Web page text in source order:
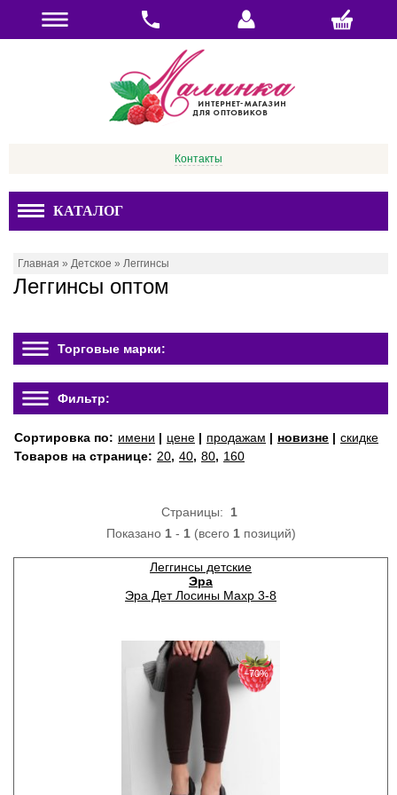
Контакты
КАТАЛОГ
Главная » Детское » Леггинсы
Леггинсы оптом
Торговые марки:
Фильтр:
Сортировка по: имени | цене | продажам | новизне | скидке
Товаров на странице: 20, 40, 80, 160
Страницы: 1
Показано 1- 1(всего 1позиций)
Леггинсы детские
Эра
Эра Дет Лосины Махр 3-8
−70%